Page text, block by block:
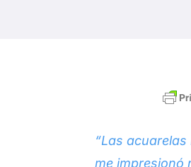
“Las
me impresionó